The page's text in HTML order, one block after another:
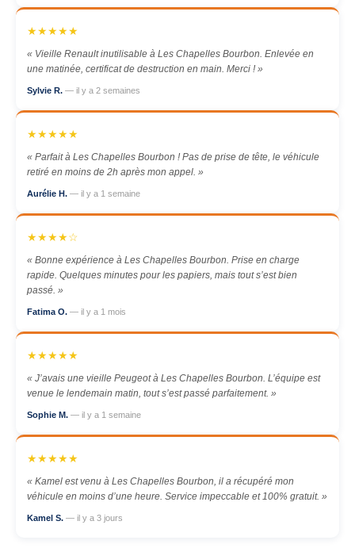
★★★★★
« Vieille Renault inutilisable à Les Chapelles Bourbon. Enlevée en
une matinée, certificat de destruction en main. Merci ! »
Sylvie R. — il y a 2 semaines
★★★★★
« Parfait à Les Chapelles Bourbon ! Pas de prise de tête, le véhicule
retiré en moins de 2h après mon appel. »
Aurélie H. — il y a 1 semaine
★★★★☆
« Bonne expérience à Les Chapelles Bourbon. Prise en charge
rapide. Quelques minutes pour les papiers, mais tout s’est bien
passé. »
Fatima O. — il y a 1 mois
★★★★★
« J’avais une vieille Peugeot à Les Chapelles Bourbon. L’équipe est
venue le lendemain matin, tout s’est passé parfaitement. »
Sophie M. — il y a 1 semaine
★★★★★
« Kamel est venu à Les Chapelles Bourbon, il a récupéré mon
véhicule en moins d’une heure. Service impeccable et 100% gratuit. »
Kamel S. — il y a 3 jours